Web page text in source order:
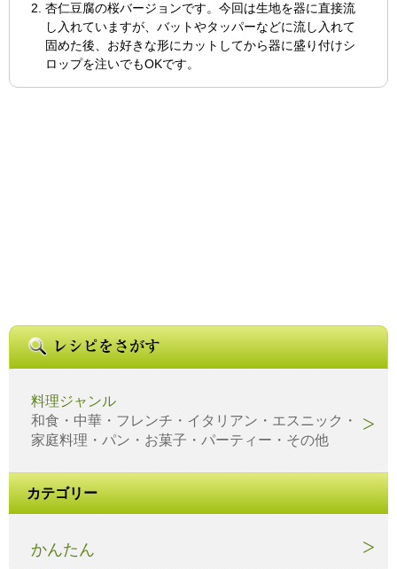
杏仁豆腐の桜バージョンです。今回は生地を器に直接流
し入れていますが、バットやタッパーなどに流し入れて
固めた後、お好きな形にカットしてから器に盛り付けシ
ロップを注いでもOKです。
料理ジャンル
和食・中華・フレンチ・イタリアン・エスニック・
家庭料理・パン・お菓子・パーティー・その他
カテゴリー
かんたん